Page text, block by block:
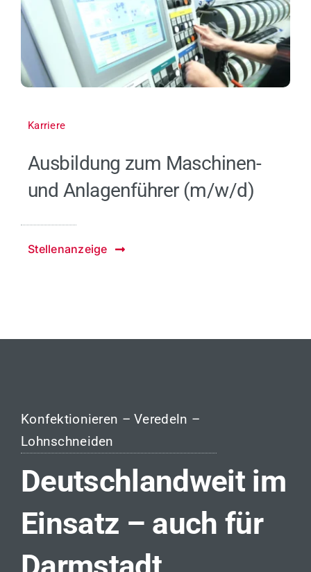
Karriere
Ausbildung zum Maschinen-
und Anlagenführer (m/w/d)
Stellenanzeige
Konfektionieren – Veredeln –
Lohnschneiden
Deutschlandweit im
Einsatz – auch für